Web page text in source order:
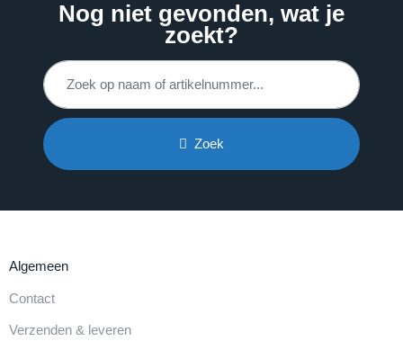
Nog niet gevonden, wat je
zoekt?
Zoek
Algemeen
Contact
Verzenden & leveren